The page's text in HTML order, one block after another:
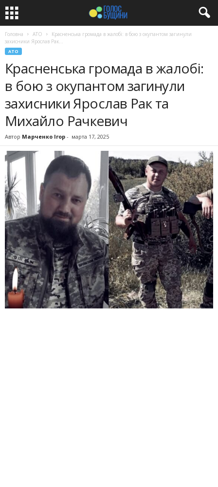
Головна АТО
Красненська громада в жалобі: в бою з окупантом загинули
захисники Ярослав Рак...
АТО
Красненська громада в жалобі:
в бою з окупантом загинули
захисники Ярослав Рак та
Михайло Рачкевич
Автор Марченко Ігор - марта 17, 2025